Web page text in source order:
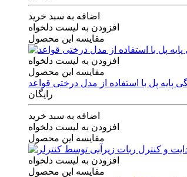
اضافه به سبد خرید
افزودن به لیست دلخواه
مقایسه این محصول
افزودن به لیست دلخواه
مقایسه این محصول
رایگان
اضافه به سبد خرید
افزودن به لیست دلخواه
مقایسه این محصول
افزودن به لیست دلخواه
مقایسه این محصول